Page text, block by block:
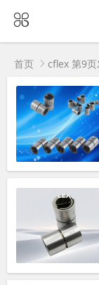
首页 cflex 第9